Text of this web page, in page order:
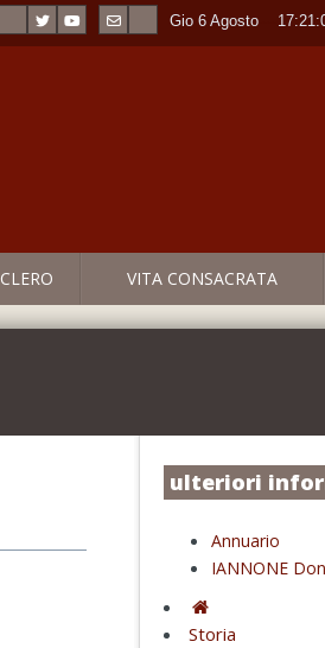
Gio 6 Agosto
CLERO VITA CONSACRATA
ulteriori
Annuario
IANNONE
Storia